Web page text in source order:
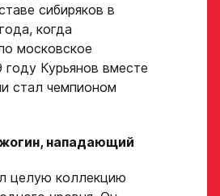
сибиряков в
когда
московское
Курьянов вместе
стал чемпионом
нападающий
целую коллекцию